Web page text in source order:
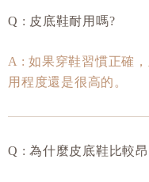
Q : 皮底鞋耐用嗎?
A : 如果穿鞋習慣正確
用程度還是很高的。
Q : 為什麼皮底鞋比較